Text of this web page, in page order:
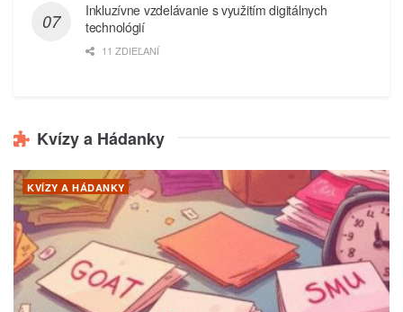
Inkluzívne vzdelávanie s využitím digitálnych
technológií
11 ZDIEĽANÍ
Kvízy a Hádanky
KVÍZY A HÁDANKY